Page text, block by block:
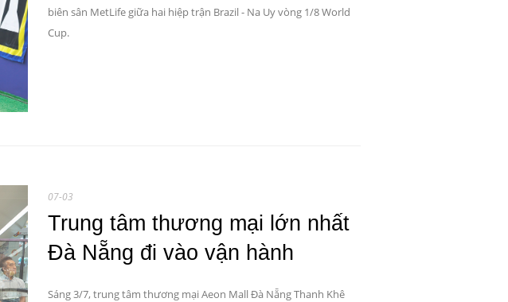
biên sân MetLife giữa hai hiệp trận Brazil - Na Uy vòng 1/8 World
Cup.
07-03
Trung tâm thương mại lớn nhất
Đà Nẵng đi vào vận hành
Sáng 3/7, trung tâm thương mại Aeon Mall Đà Nẵng Thanh Khê